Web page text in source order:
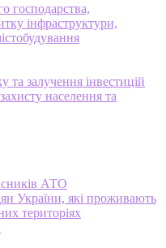
господарства,
інфраструктури,
та залучення інвестицій
населення та
АТО
України, які проживають
територіях